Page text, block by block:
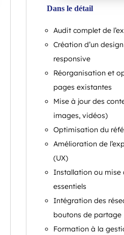
Dans le détail
Audit complet de
Création d’un
responsive
Réorganisation et
pages existantes
Mise à jour des
images, vidéos)
Optimisation du
Amélioration de
(UX)
Installation ou mise
essentiels
Intégration des
boutons de partage
Formation à la